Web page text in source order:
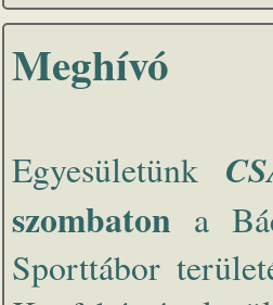
Meghívó
Egyesületünk
szombaton a
Sporttábor